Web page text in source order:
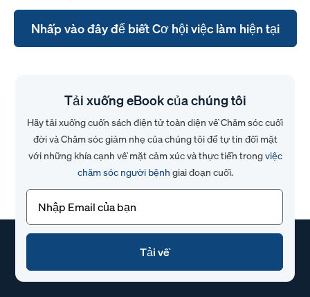
Nhấp vào đây để biết Cơ hội việc làm hiện tại
Tải xuống eBook của chúng tôi
Hãy tải xuống cuốn sách điện tử toàn diện về Chăm sóc cuối
đời và Chăm sóc giảm nhẹ của chúng tôi để tự tin đối mặt
với những khía cạnh về mặt cảm xúc và thực tiễn trongviệc
chăm sóc người bệnh giai đoạn cuối.
Email
(Bắt
buộc)